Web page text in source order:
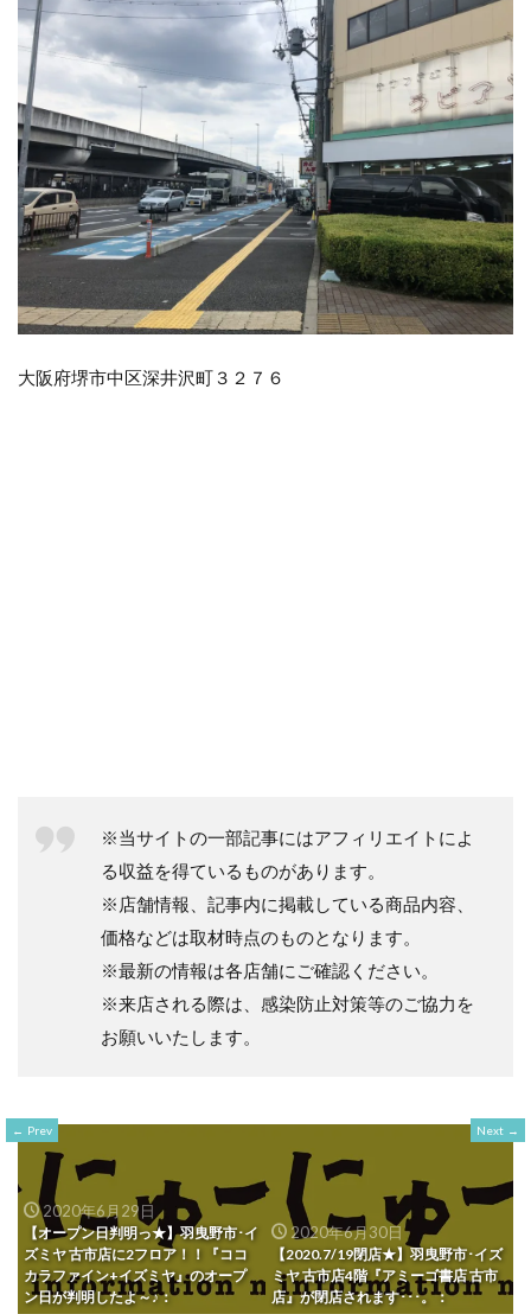
大阪府堺市中区深井沢町３２７６
※当サイトの一部記事にはアフィリエイトによ
る収益を得ているものがあります。
※店舗情報、記事内に掲載している商品内容、
価格などは取材時点のものとなります。
※最新の情報は各店舗にご確認ください。
※来店される際は、感染防止対策等のご協力を
お願いいたします。
Prev
2020年6月29日
【オープン日判明っ★】羽曳野市･イ
ズミヤ 古市店に2フロア！！『ココ
カラファイン+イズミヤ』のオープ
ン日が判明したよ～♪：
Next
2020年6月30日
【2020.7/19閉店★】羽曳野市･イズ
ミヤ 古市店4階『アミーゴ書店 古市
店』が閉店されます･･･。：